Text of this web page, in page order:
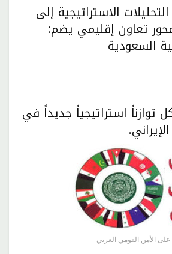
الاستراتيجية إلى
تعاون إقليمي يضم:
السعودية
استراتيجياً جديداً في
على الأمن القومي العربي